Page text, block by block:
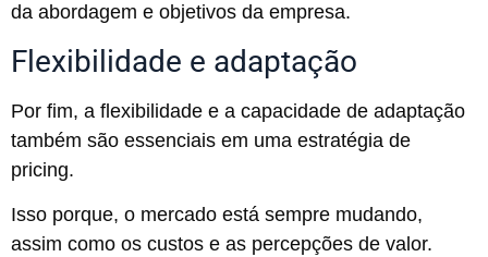
da abordagem e objetivos da empresa.
Flexibilidade e adaptação
Por fim, a flexibilidade e a capacidade de adaptação
também são essenciais em uma estratégia de
pricing.
Isso porque, o mercado está sempre mudando,
assim como os custos e as percepções de valor.